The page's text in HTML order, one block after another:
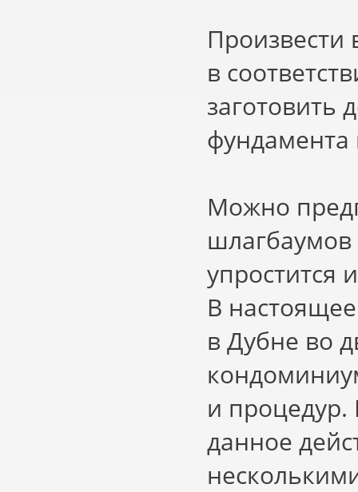
Произвести
в
заготовить
фундамента
Можно
упростится
В
в Дубне во
и процедур.
данное